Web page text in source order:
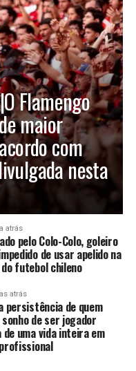
Flamengo
maior
com
nesta
atrás
pelo Colo-Colo, goleiro
de usar apelido na
futebol chileno
atrás
persistência de quem
de ser jogador
uma vida inteira em